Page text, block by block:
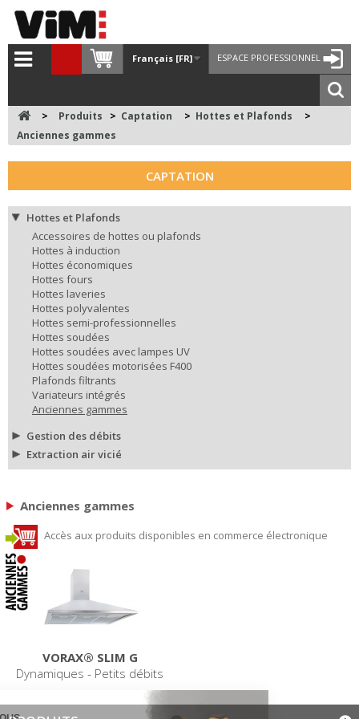
ESPACE PROFESSIONNEL
Français [FR]
> Produits > Captation > Hottes et Plafonds
>
Anciennes gammes
CAPTATION
Hottes et Plafonds
Accessoires de hottes ou plafonds
Hottes à induction
Hottes économiques
Hottes fours
Hottes laveries
Hottes polyvalentes
Hottes semi-professionnelles
Hottes soudées
Hottes soudées avec lampes UV
Hottes soudées motorisées F400
Plafonds filtrants
Variateurs intégrés
Anciennes gammes
Gestion des débits
Extraction air vicié
Anciennes gammes
Accès aux produits disponibles en commerce électronique
VORAX® SLIM G
Dynamiques - Petits débits